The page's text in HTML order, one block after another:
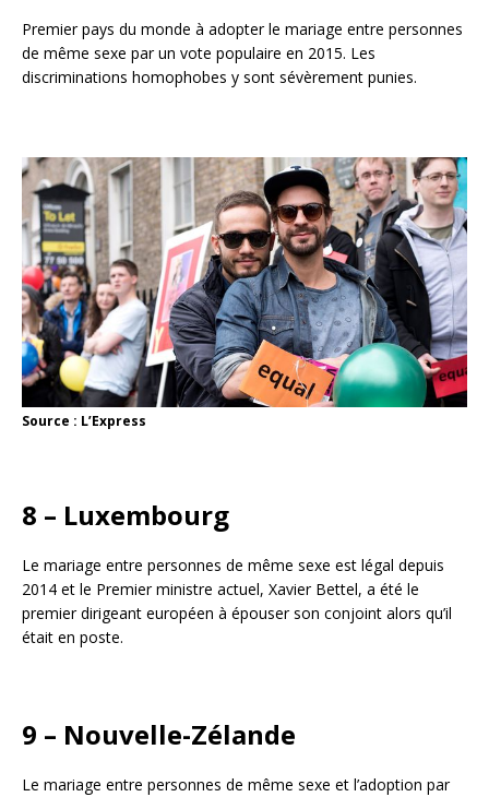
Premier pays du monde à adopter le mariage entre personnes
de même sexe par un vote populaire en 2015. Les
discriminations homophobes y sont sévèrement punies.
Source : L’Express
8 – Luxembourg
Le mariage entre personnes de même sexe est légal depuis
2014 et le Premier ministre actuel, Xavier Bettel, a été le
premier dirigeant européen à épouser son conjoint alors qu’il
était en poste.
9 – Nouvelle-Zélande
Le mariage entre personnes de même sexe et l’adoption par